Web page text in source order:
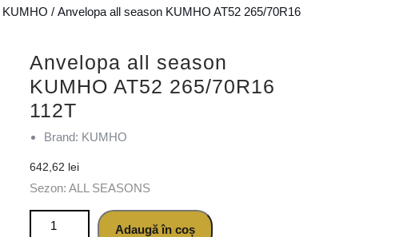
KUMHO / Anvelopa all season KUMHO AT52 265/70R16
Anvelopa all season
KUMHO AT52 265/70R16
112T
Brand: KUMHO
642,62 lei
Sezon: ALL SEASONS
Cantitate Anvelopa all season KUMHO AT52 265/70R16 112T
Adaugă în coș